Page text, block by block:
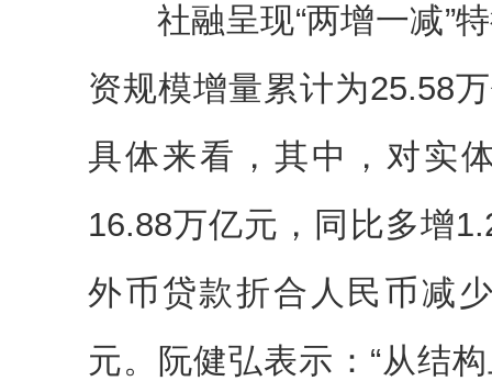
社融呈现“两增一减”特
资规模增量累计为25.58
具体来看，其中，对实
16.88万亿元，同比多增
外币贷款折合人民币减
元。阮健弘表示：“从结